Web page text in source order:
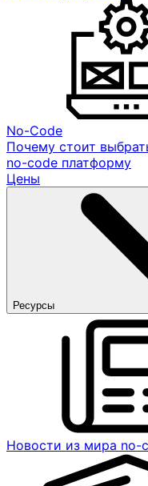
No-Code
Почему стоит
no-code платформу
Цены
Ресурсы
Новости из мира no-